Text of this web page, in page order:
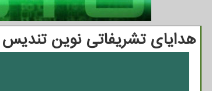
هدایای تشریفاتی نوین تندیس